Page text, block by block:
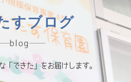
すブログ
blog
「できた」をお届けします。